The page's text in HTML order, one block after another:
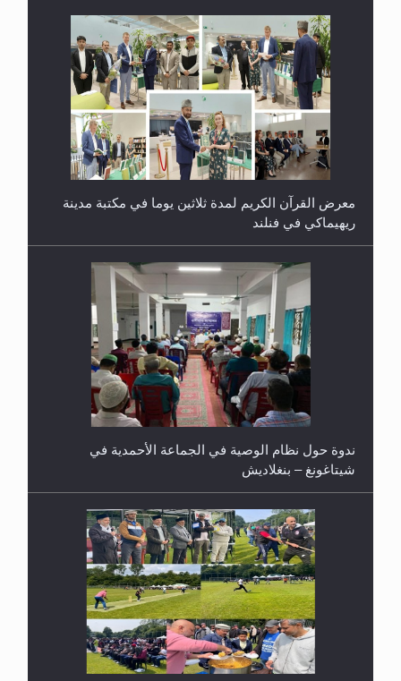
معرض القرآن الكريم لمدة ثلاثين يوما في مكتبة مدينة
ريهيماكي في فنلند
ندوة حول نظام الوصية في الجماعة الأحمدية في
شيتاغونغ – بنغلاديش